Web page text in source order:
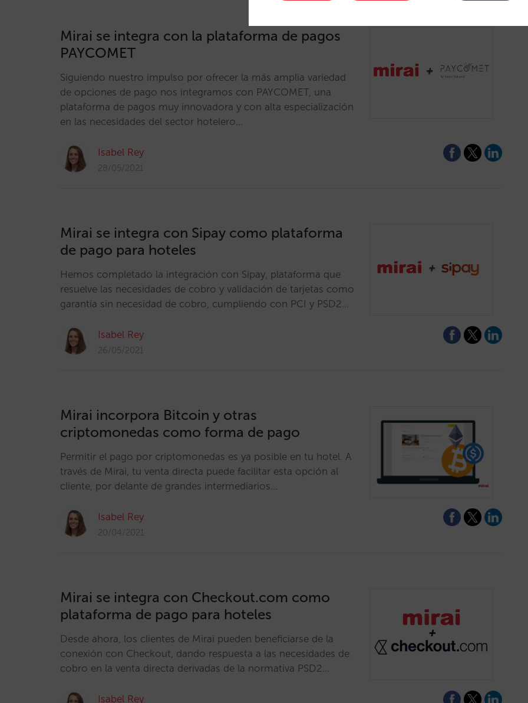
Mirai se integra con la plataforma de pagos
PAYCOMET
Siguiendo nuestro impulso por ofrecer la más amplia variedad
de opciones de pago nos integramos con PAYCOMET, una
plataforma de pagos muy innovadora y con alta especialización
en las necesidades del sector hotelero…
Isabel Rey
28/05/2021
Mirai se integra con Sipay como plataforma
de pago para hoteles
Hemos completado la integración con Sipay, plataforma que
resuelve las necesidades de cobro y validación de tarjetas como
garantía sin necesidad de cobro, cumpliendo con PCI y PSD2…
Isabel Rey
26/05/2021
Mirai incorpora Bitcoin y otras
criptomonedas como forma de pago
Permitir el pago por criptomonedas es ya posible en tu hotel. A
través de Mirai, tu venta directa puede facilitar esta opción al
cliente, por delante de grandes intermediarios…
Isabel Rey
20/04/2021
Mirai se integra con Checkout.com como
plataforma de pago para hoteles
Desde ahora, los clientes de Mirai pueden beneficiarse de la
conexión con Checkout, dando respuesta a las necesidades de
cobro en la venta directa derivadas de la normativa PSD2…
Isabel Rey